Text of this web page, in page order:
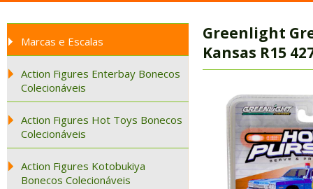
Marcas e Escalas
Action Figures Enterbay Bonecos
Colecionáveis
Action Figures Hot Toys Bonecos
Colecionáveis
Action Figures Kotobukiya
Bonecos Colecionáveis
Greenlight
Kansas R15